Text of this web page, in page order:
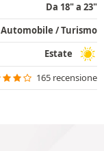
Da 18" a 23"
Automobile / Turismo
Estate
165 recensione